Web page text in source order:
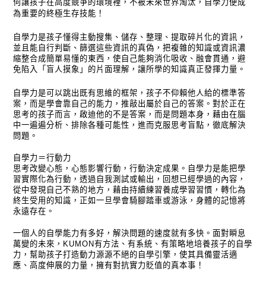
何讓孩子在高度競爭的環境裡，不被未來世界淘汰，自學力便成
為重要的終極生存技能！
自學力是孩子懂得主動搜集、儲存、整理、提取碎片化的資訊，
並且能自行判斷、篩選這些資訊的真偽，把複雜的知識或資訊濃
縮整合成簡單易懂的東西，使自己能夠消化吸收、融會貫通，避
免陷入「盲人摸象」的片面理解，讓所學的知識真正發揮力量。
自學力是可以跳出既有思維的框架，孩子不仰賴他人給的標準答
案，而是學會靠自己的能力，推敲出屬於自己的答案。對於正在
思考的孩子而言，啟迪他的不是答案，而是問題本身，藉由在腦
中一遍遍分析、排除各種可能性，進而克服思考盲點，徹底解決
問題。
自學力＝行動力
思考改變心態，心態影響行動，行動決定成果。自學力是能把學
習實際化為行動，透過自我測試或輸出，回想已經學過的內容，
從中發現自己不熟的地方，藉由持續練習養成學習習慣，轉化為
終生受用的知識，正如一旦學會騎腳踏車或游泳，身體的記憶將
永遠存在。
一個人的自學能力有多好，解決問題的速度就有多快。面對瞬息
萬變的未來，KUMON有方法、有系統、有策略地培養孩子的自學
力，幫助孩子打造動力源源不絕的自學引擎，使其具備靈活適
應、高度伸展的力量，擁有對抗實力貶值的真本事！